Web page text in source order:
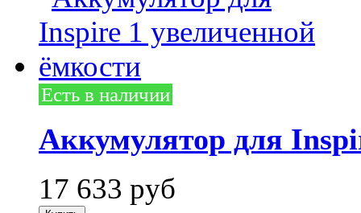
Есть в наличии
Аккумулятор для
17 633 руб